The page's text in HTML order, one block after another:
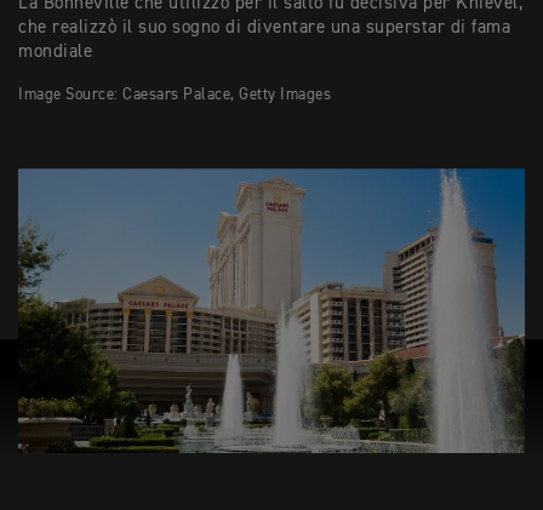
che realizzò il suo sogno di diventare una superstar di fama
mondiale
Image Source: Caesars Palace, Getty Images